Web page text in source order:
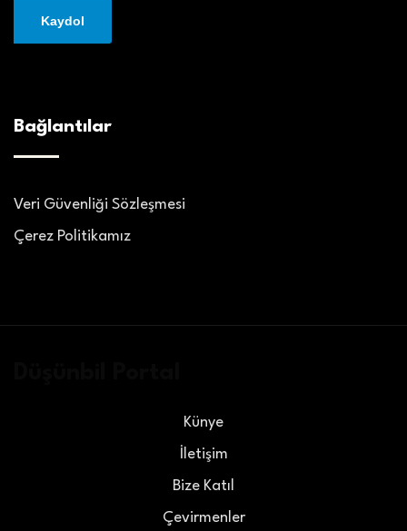
Bağlantılar
Veri Güvenliği Sözleşmesi
Çerez Politikamız
Künye
İletişim
Bize Katıl
Çevirmenler